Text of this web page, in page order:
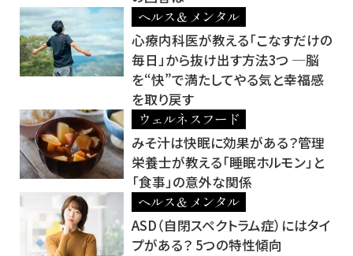
ヘルス＆メンタル
心療内科医が教える「こなすだけの
毎日」から抜け出す方法3つ ─脳
を“快”で満たしてやる気と幸福感
を取り戻す
ウェルネスフード
みそ汁は快眠に効果がある？管理
栄養士が教える「睡眠ホルモン」と
「食事」の意外な関係
ヘルス＆メンタル
ASD（自閉スペクトラム症）にはタイ
プがある？ 5つの特性傾向